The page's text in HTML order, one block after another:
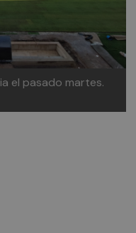
el pasado martes.